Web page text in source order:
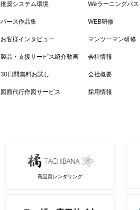
推奨システム環境
パース作品集
お客様インタビュー
製品・支援サービス紹介動画
30日間無料お試し
図面代行作図サービス
Weラーニングパス
WEB研修
マンツーマン研修
会社情報
会社概要
採用情報
高品質レンダリング